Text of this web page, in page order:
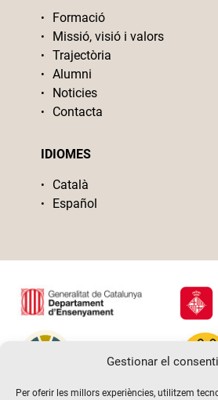
Gestionar el
Per oferir les millors experiències, utilitzem
Formació
Missió, visió i valors
Trajectòria
Alumni
Noticies
Contacta
IDIOMES
Català
Español